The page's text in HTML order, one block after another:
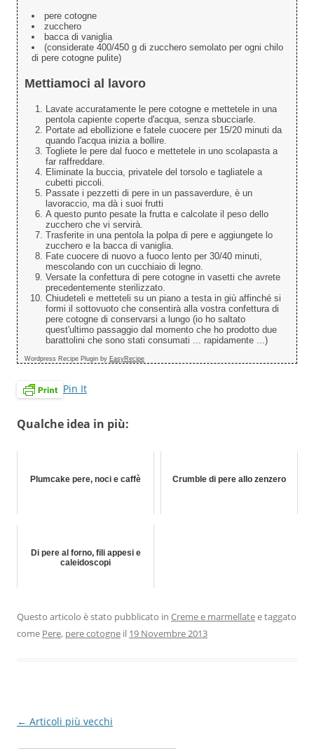
pere cotogne
zucchero
bacca di vaniglia
(considerate 400/450 g di zucchero semolato per ogni chilo
di pere cotogne pulite)
Mettiamoci al lavoro
Lavate accuratamente le pere cotogne e mettetele in una
pentola capiente coperte d'acqua, senza sbucciarle.
Portate ad ebollizione e fatele cuocere per 15/20 minuti da
quando l'acqua inizia a bollire.
Togliete le pere dal fuoco e mettetele in uno scolapasta a
far raffreddare.
Eliminate la buccia, privatele del torsolo e tagliatele a
cubetti piccoli.
Passate i pezzetti di pere in un passaverdure, è un
lavoraccio, ma dà i suoi frutti
A questo punto pesate la frutta e calcolate il peso dello
zucchero che vi servirà.
Trasferite in una pentola la polpa di pere e aggiungete lo
zucchero e la bacca di vaniglia.
Fate cuocere di nuovo a fuoco lento per 30/40 minuti,
mescolando con un cucchiaio di legno.
Versate la confettura di pere cotogne in vasetti che avrete
precedentemente sterilizzato.
Chiudeteli e metteteli su un piano a testa in giù affinché si
formi il sottovuoto che consentirà alla vostra confettura di
pere cotogne di conservarsi a lungo (io ho saltato
quest'ultimo passaggio dal momento che ho prodotto due
barattolini che sono stati consumati ... rapidamente ...)
Wordpress Recipe Plugin by EasyRecipe
Pin It
Qualche idea in più:
Plumcake pere, noci e caffè Crumble di pere allo zenzero
Di pere al forno, fili appesi e
caleidoscopi
Questo articolo è stato pubblicato in Creme e marmellatee taggato
come Pere, pere cotogne il 19 Novembre 2013
Navigazione
← Articoli più vecchi